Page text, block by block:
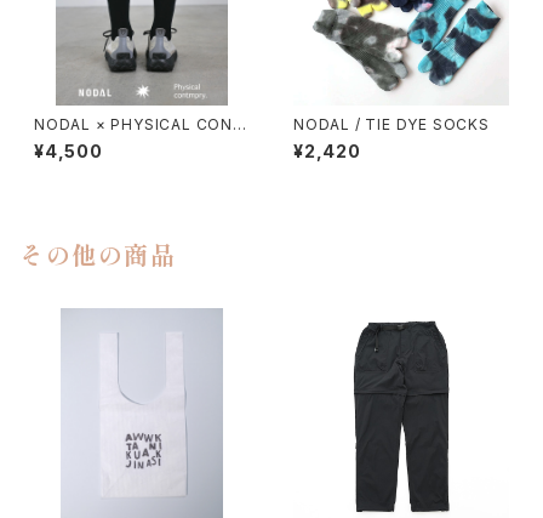
NODAL × PHYSICAL CONT
MPRY.
¥4,500
NODAL / TIE DYE SOCKS
¥2,420
その他の商品